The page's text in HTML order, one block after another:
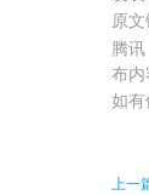
原
腾
布内
如
上